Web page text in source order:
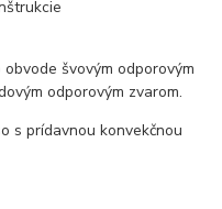
švovým odporovým
odporovým zvarom.
s prídavnou konvekčnou